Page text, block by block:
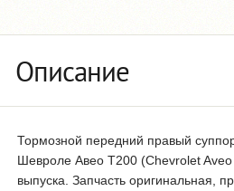
Описание
Тормозной передний правый
Шевроле Авео T200 (Chevrolet
выпуска. Запчасть оригинальная,